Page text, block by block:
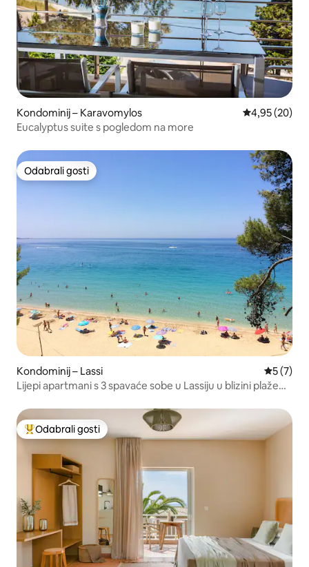
Kondominij – Karavomylos Prosječna
4,95 (20)
Eucalyptus suite s pogledom na more
Odabrali gosti
Odabrali gosti
Kondominij – Lassi
5 (7)
Lijepi apartmani s 3 spavaće sobe u Lassiju u blizini plaže
Među najviše rangiranima s oznakom „Odabrali gosti”
Odabrali gosti